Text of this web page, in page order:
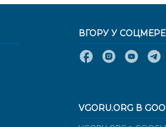
ВГОРУ У
VGORU.ORG В